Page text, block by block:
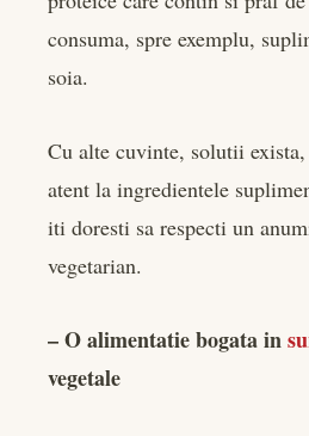
consuma, spre exemplu,
soia.
Cu alte cuvinte, solutii
atent la ingredientele
iti doresti sa respecti un
vegetarian.
– O alimentatie bogata in
vegetale